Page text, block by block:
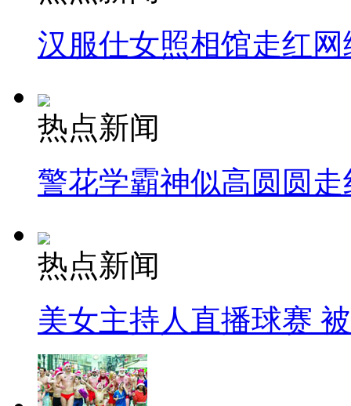
汉服仕女照相馆走红网
热点新闻
警花学霸神似高圆圆走
热点新闻
美女主持人直播球赛